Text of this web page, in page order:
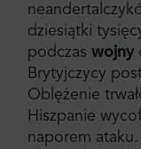
dziesiątki
podczas wojny
Brytyjczycy
Oblężenie
Hiszpanie
naporem